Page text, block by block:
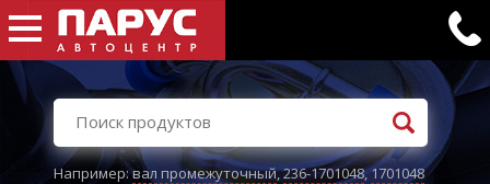
Например:вал промежуточный,236-1701048,1701048